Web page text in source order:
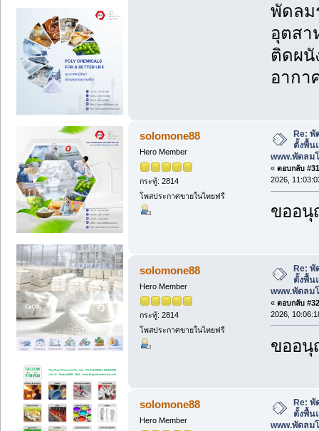
พัดลม
อุตสา
ติดผนั
อากา
solomone88
Hero Member
กระทู้: 2814
โพสประกาศขายในไทยฟรี
Re: พั
ตั้งพื้น
www.พัดลม
« ตอบกลับ
2026,
ขออนุ
solomone88
Hero Member
กระทู้: 2814
โพสประกาศขายในไทยฟรี
Re: พั
ตั้งพื้น
www.พัดลม
« ตอบกลับ
2026,
ขออนุ
solomone88
Hero Member
Re: พั
ตั้งพื้น
www.พัดลม